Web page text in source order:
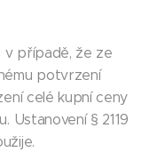
v případě, že ze
potvrzení
celé kupní ceny
Ustanovení § 2119